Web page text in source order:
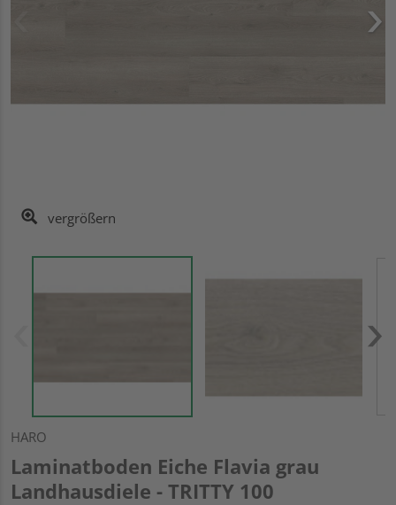
vergrößern
HARO
Laminatboden Eiche Flavia grau
Landhausdiele - TRITTY 100